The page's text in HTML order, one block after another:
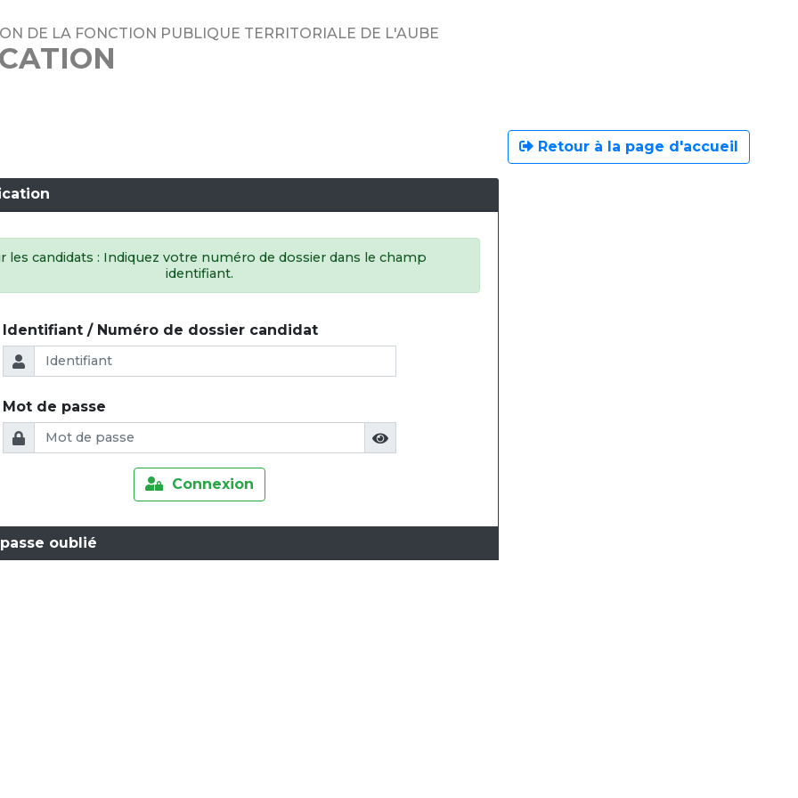
DE LA FONCTION PUBLIQUE TERRITORIALE DE L'AUBE
Retour à la page d'accueil
les candidats : Indiquez votre numéro de dossier dans le champ
identifiant.
Identifiant / Numéro de dossier candidat
Mot de passe
Connexion
oublié